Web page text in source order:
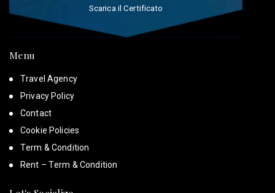
Scarica il Certificato
Menu
Travel Agency
Privacy Policy
Contact
Cookie Policies
Term & Condition
Rent – Term & Condition